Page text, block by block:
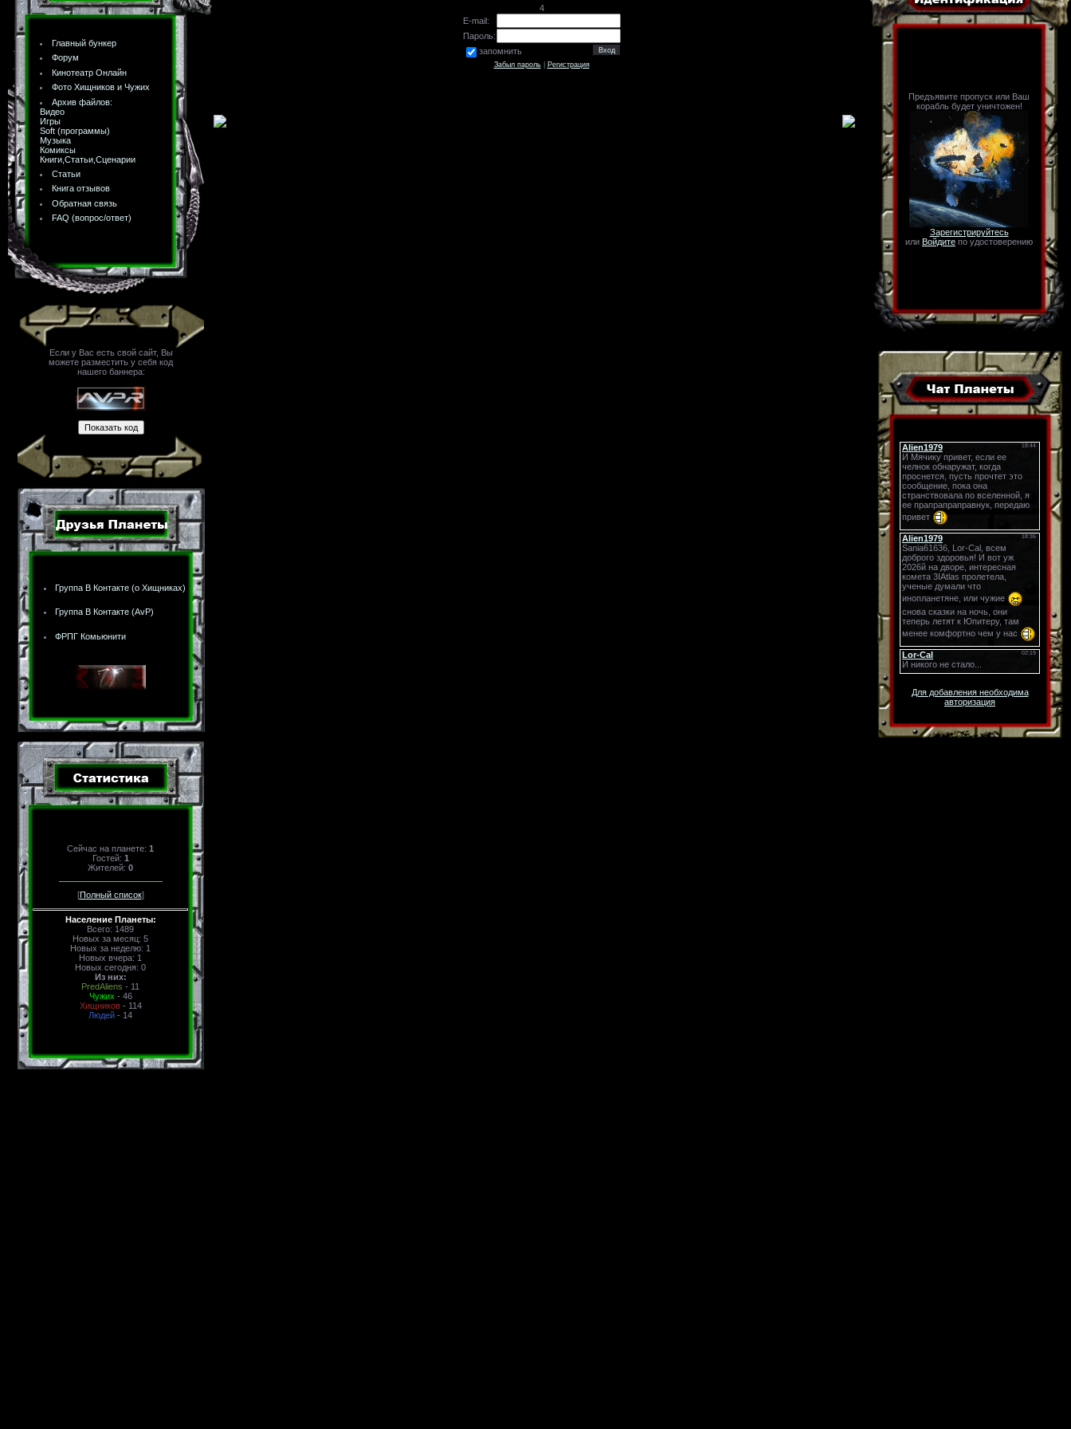
Главный бункер
Форум
Кинотеатр Онлайн
Фото Хищников и Чужих
Архив файлов:
Видео
Игры
Soft (программы)
Музыка
Комиксы
Книги,Статьи,Сценарии
Статьи
Книга отзывов
Обратная связь
FAQ (вопрос/ответ)
Если у Вас есть свой сайт, Вы
можете разместить у себя код
нашего баннера:
Группа В Контакте (о Хищниках)
Группа В Контакте (AvP)
ФРПГ Комьюнити
Сейчас на планете: 1
Гостей: 1
Жителей: 0
[Полный список]
Население Планеты:
Всего: 1489
Новых за месяц: 5
Новых за неделю: 1
Новых вчера: 1
Новых сегодня: 0
Из них:
PredAliens - 11
Чужих - 46
Хищников - 114
Людей - 14
4
E-mail:
Пароль:
запомнить
Забыл пароль| Регистрация
Предъявите пропуск или Ваш
корабль будет уничтожен!
Зарегистрируйтесь
или Войдите по удостоверению
Для добавления необходима
авторизация